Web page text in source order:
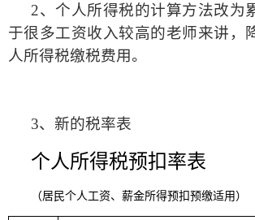
2、个人所得税的计算方法改为
于很多工资收入较高的老师来讲，
人所得税缴税费用。
3、新的税率表
个人所得税预扣率表
（居民个人工资、薪金所得预扣预缴适用）